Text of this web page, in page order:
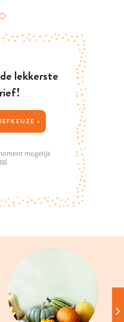
lekkerste
JOUW NIEUWSBRIEFKEUZE >
mogelijk